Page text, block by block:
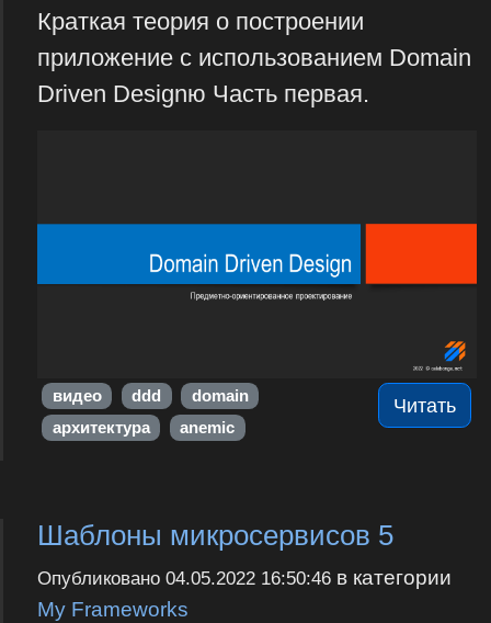
Краткая теория о построении
приложение с использованием Domain
Driven Designю Часть первая.
Читать
видео ddd
domain
архитектура
anemic
Шаблоны микросервисов 5
Опубликовано 04.05.2022 16:50:46в категории
My Frameworks